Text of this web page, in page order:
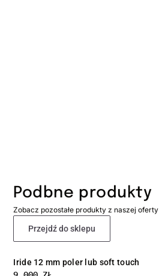
Podbne produkty
Zobacz pozostałe produkty z naszej oferty
Przejdź do sklepu